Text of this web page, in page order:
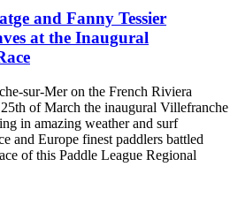
and Fanny Tessier
at the Inaugural
sur-Mer on the French Riviera
of March the inaugural Villefranche
in amazing weather and surf
and Europe finest paddlers battled
of this Paddle League Regional